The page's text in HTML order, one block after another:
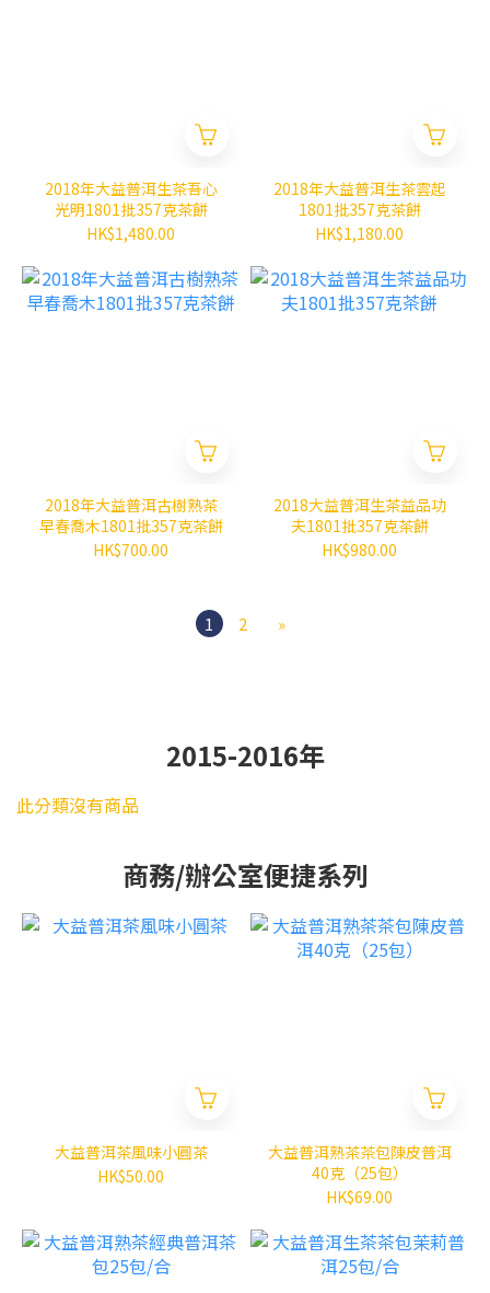
2018年大益普洱生茶吾心
光明1801批357克茶餅
HK$1,480.00
2018年大益普洱生茶雲起
1801批357克茶餅
HK$1,180.00
2018年大益普洱古樹熟茶
早春喬木1801批357克茶餅
HK$700.00
2018大益普洱生茶益品功
夫1801批357克茶餅
HK$980.00
1 2 »
2015-2016年
此分類沒有商品
商務/辦公室便捷系列
大益普洱茶風味小圓茶
HK$50.00
大益普洱熟茶茶包陳皮普洱
40克（25包）
HK$69.00